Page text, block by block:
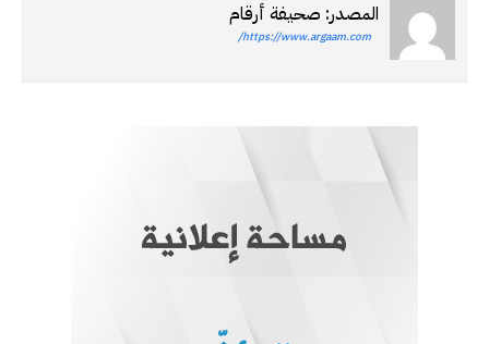
المصدر: صحيفة أرقام
https://www.argaam.com/